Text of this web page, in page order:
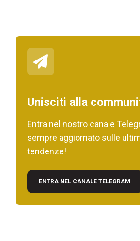
Unisciti alla
Entra nel nostro canale
sempre aggiornato sulle
tendenze!
ENTRA NEL CANALE TELEGRAM